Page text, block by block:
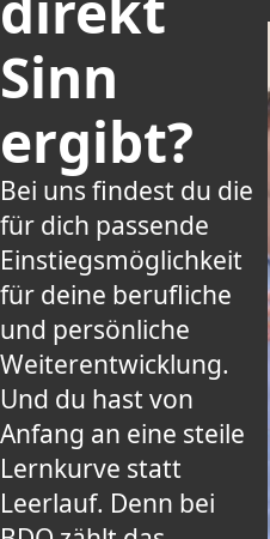
Sinn
ergibt?
Bei uns findest du die
für dich passende
Einstiegsmöglichkeit
für deine berufliche
und persönliche
Weiterentwicklung.
Und du hast von
Anfang an eine steile
Lernkurve statt
Leerlauf. Denn bei